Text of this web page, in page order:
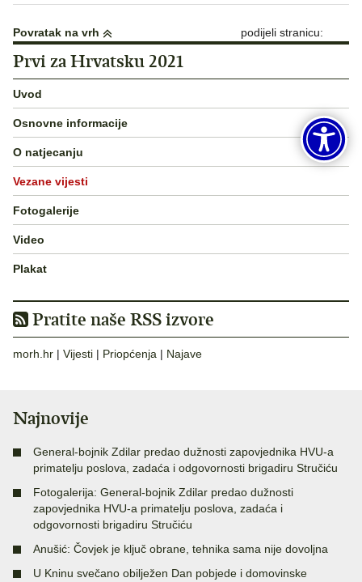
Povratak na vrh podijeli stranicu:
Prvi za Hrvatsku 2021
Uvod
Osnovne informacije
O natjecanju
Vezane vijesti
Fotogalerije
Video
Plakat
Pratite naše RSS izvore
morh.hr | Vijesti | Priopćenja | Najave
Najnovije
General-bojnik Zdilar predao dužnosti zapovjednika HVU-a
primatelju poslova, zadaća i odgovornosti brigadiru Stručiću
Fotogalerija: General-bojnik Zdilar predao dužnosti
zapovjednika HVU-a primatelju poslova, zadaća i
odgovornosti brigadiru Stručiću
Anušić: Čovjek je ključ obrane, tehnika sama nije dovoljna
U Kninu svečano obilježen Dan pobjede i domovinske